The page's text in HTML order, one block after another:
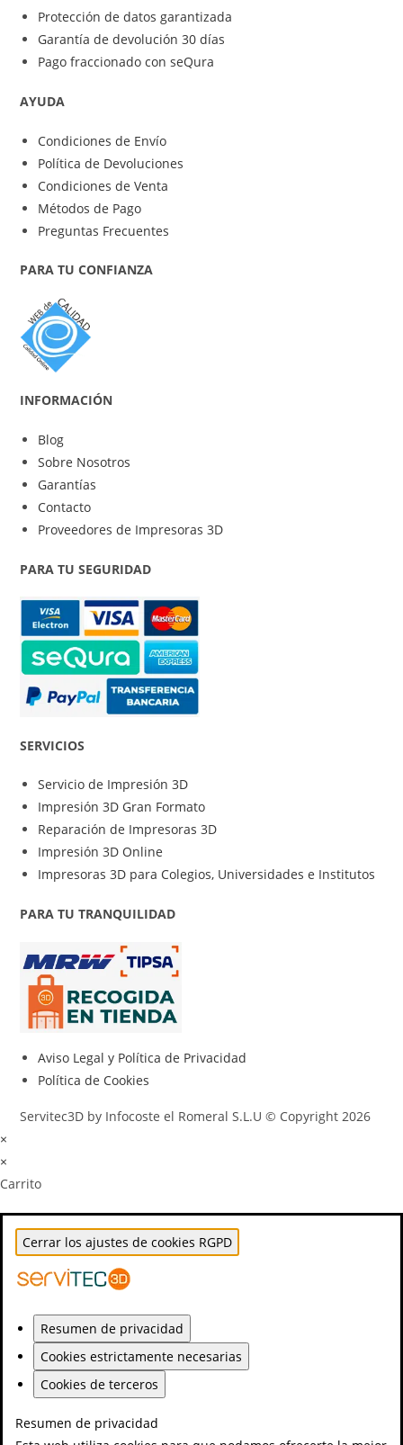
Protección de datos garantizada
Garantía de devolución 30 días
Pago fraccionado con seQura
AYUDA
Condiciones de Envío
Política de Devoluciones
Condiciones de Venta
Métodos de Pago
Preguntas Frecuentes
PARA TU CONFIANZA
INFORMACIÓN
Blog
Sobre Nosotros
Garantías
Contacto
Proveedores de Impresoras 3D
PARA TU SEGURIDAD
SERVICIOS
Servicio de Impresión 3D
Impresión 3D Gran Formato
Reparación de Impresoras 3D
Impresión 3D Online
Impresoras 3D para Colegios, Universidades e Institutos
PARA TU TRANQUILIDAD
Aviso Legal y Política de Privacidad
Política de Cookies
Servitec3D by Infocoste el Romeral S.L.U © Copyright 2026
×
×
Carrito
Cerrar los ajustes de cookies RGPD
Resumen de privacidad
Cookies estrictamente necesarias
Cookies de terceros
Resumen de privacidad